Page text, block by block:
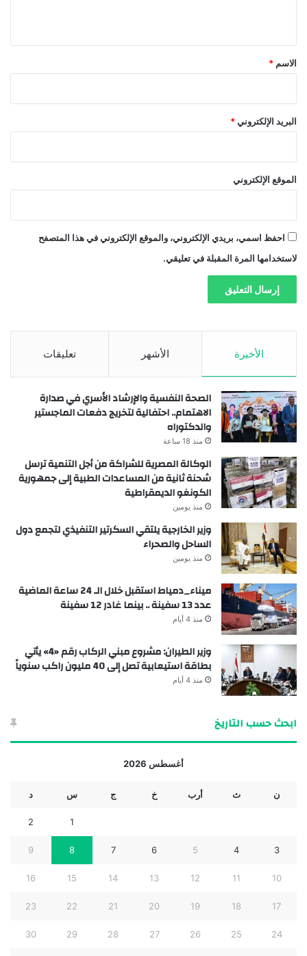
*
الاسم *
البريد الإلكتروني *
الموقع الإلكتروني
احفظ اسمي، بريدي الإلكتروني، والموقع الإلكتروني في هذا المتصفح
لاستخدامها المرة المقبلة في تعليقي.
الأخيرة الأشهر تعليقات
الصحة النفسية والإرشاد الأسري في صدارة
الاهتمام.. احتفالية لتخريج دفعات الماجستير
والدكتوراه
منذ 18 ساعة
الوكالة المصرية للشراكة من أجل التنمية ترسل
شحنة ثانية من المساعدات الطبية إلى جمهورية
الكونغو الديمقراطية
منذ يومين
وزير الخارجية يلتقي السكرتير التنفيذي لتجمع دول
الساحل والصحراء
منذ يومين
ميناء_دمياط استقبل خلال الـ 24 ساعة الماضية
عدد 13 سفينة .. بينما غادر 12 سفينة
منذ 4 أيام
وزير الطيران: مشروع مبني الركاب رقم «4» يأتي
بطاقة استيعابية تصل إلى 40 مليون راكب سنوياً
منذ 4 أيام
ابحث حسب التاريخ
أغسطس 2026
ن ث أرب خ ج س د
1
2
3
4
5
6
7
8
9
10
11
12
13
14
15
16
17
18
19
20
21
22
23
24
25
26
27
28
29
30